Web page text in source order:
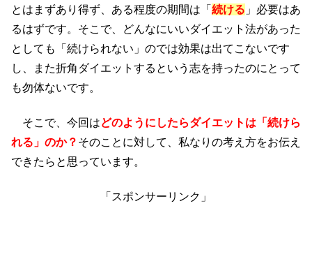
とはまずあり得ず、ある程度の期間は「 続ける 」必要はあ
るはずです。そこで、どんなにいいダイエット法があった
としても「続けられない」のでは効果は出てこないです
し、また折角ダイエットするという志を持ったのにとって
も勿体ないです。
そこで、今回はどのようにしたらダイエットは「続けら
れる」のか？ そのことに対して、私なりの考え方をお伝え
できたらと思っています。
「スポンサーリンク」